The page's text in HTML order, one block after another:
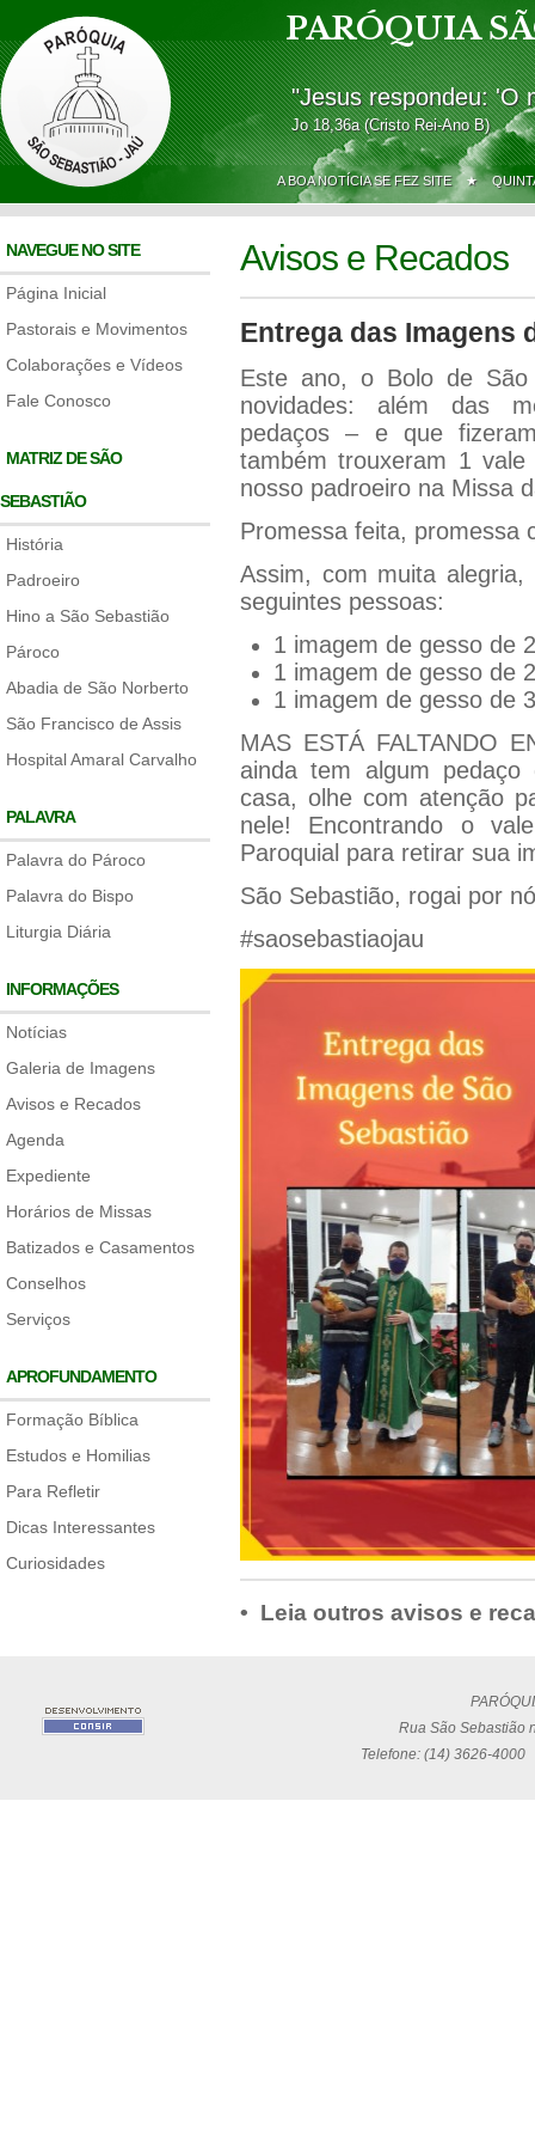
PARÓQUIA
"Jesus respondeu: 'O
Jo 18,36a (Cristo Rei-Ano B)
A BOA NOTÍCIA SE FEZ SITE ★
NAVEGUE NO SITE
Página Inicial
Pastorais e Movimentos
Colaborações e Vídeos
Fale Conosco
MATRIZ DE SÃO
SEBASTIÃO
História
Padroeiro
Hino a São Sebastião
Pároco
Abadia de São Norberto
São Francisco de Assis
Hospital Amaral Carvalho
PALAVRA
Palavra do Pároco
Palavra do Bispo
Liturgia Diária
INFORMAÇÕES
Notícias
Galeria de Imagens
Avisos e Recados
Agenda
Expediente
Horários de Missas
Batizados e Casamentos
Conselhos
Serviços
APROFUNDAMENTO
Formação Bíblica
Estudos e Homilias
Para Refletir
Dicas Interessantes
Curiosidades
Avisos e Recados
Entrega das Imagens
Este ano, o Bolo de
novidades: além das
pedaços – e que
também trouxeram 1
nosso padroeiro na Missa
Promessa feita, promessa
Assim, com muita
seguintes pessoas:
1 imagem de gesso de
1 imagem de gesso de
1 imagem de gesso de
MAS ESTÁ FALTANDO
ainda tem algum
casa, olhe com atenção
nele! Encontrando o
Paroquial para retirar sua
São Sebastião, rogai por
#saosebastiaojau
• Leia outros avisos e
Rua São Sebastião
Telefone: (14) 3626-